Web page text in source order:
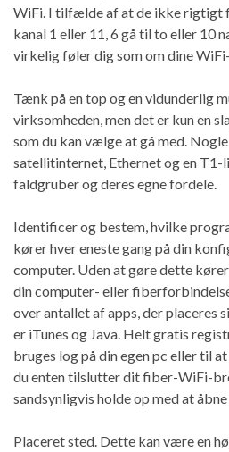
WiFi. I tilfælde af at de ikke rigtigt
kanal 1 eller 11, 6 gå til to eller 10
virkelig føler dig som om dine
Tænk på en top og en vidunderlig
virksomheden, men det er kun en
som du kan vælge at gå med.
satellitinternet, Ethernet og en T1-
faldgruber og deres egne fordele.
Identificer og bestem, hvilke
kører hver eneste gang på din
computer. Uden at gøre dette
din computer- eller
over antallet af apps, der placeres
er iTunes og Java. Helt gratis
bruges log på din egen pc eller til
du enten tilslutter dit fiber-WiFi-
sandsynligvis holde op med at åbne
Placeret sted. Dette kan være en